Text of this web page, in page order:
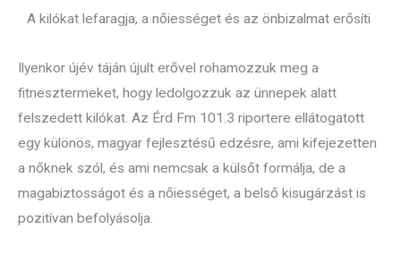
A kilókat lefaragja, a nőiességet és az önbizalmat erősíti
Ilyenkor újév táján újult erővel rohamozzuk meg a
fitnesztermeket, hogy ledolgozzuk az ünnepek alatt
felszedett kilókat. Az Érd Fm 101.3 riportere ellátogatott
egy különös, magyar fejlesztésű edzésre, ami kifejezetten
a nőknek szól, és ami nemcsak a külsőt formálja, de a
magabiztosságot és a nőiességet, a belső kisugárzást is
pozitívan befolyásolja.